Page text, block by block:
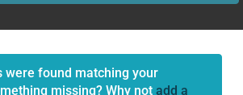
were found matching your
missing? Why not add a